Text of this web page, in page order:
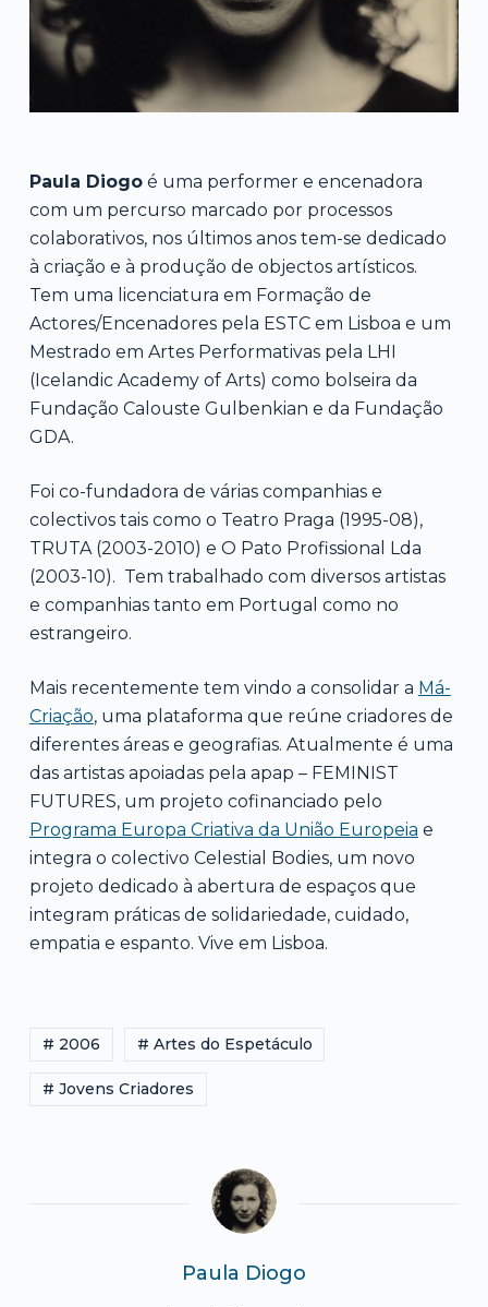
Paula Diogoé uma performer e encenadora
com um percurso marcado por processos
colaborativos, nos últimos anos tem-se dedicado
à criação e à produção de objectos artísticos.
Tem uma licenciatura em Formação de
Actores/Encenadores pela ESTC em Lisboa e um
Mestrado em Artes Performativas pela LHI
(Icelandic Academy of Arts) como bolseira da
Fundação Calouste Gulbenkian e da Fundação
GDA.
Foi co-fundadora de várias companhias e
colectivos tais como o Teatro Praga (1995-08),
TRUTA (2003-2010) e O Pato Profissional Lda
(2003-10). Tem trabalhado com diversos artistas
e companhias tanto em Portugal como no
estrangeiro.
Mais recentemente tem vindo a consolidar a Má-
Criação, uma plataforma que reúne criadores de
diferentes áreas e geografias. Atualmente é uma
das artistas apoiadas pela apap – FEMINIST
FUTURES, um projeto cofinanciado pelo
Programa Europa Criativa da União Europeia e
integra o colectivo Celestial Bodies, um novo
projeto dedicado à abertura de espaços que
integram práticas de solidariedade, cuidado,
empatia e espanto. Vive em Lisboa.
# 2006 # Artes do Espetáculo
# Jovens Criadores
Paula Diogo